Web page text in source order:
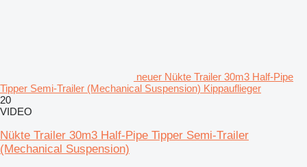
neuer Nükte Trailer 30m3 Half-Pipe
Tipper Semi-Trailer (Mechanical Suspension) Kippauflieger
20
VIDEO
Nükte Trailer 30m3 Half-Pipe Tipper Semi-Trailer
(Mechanical Suspension)